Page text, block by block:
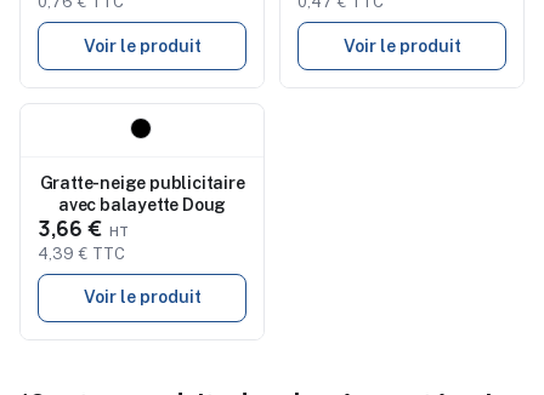
Voir le produit Voir le produit
Gratte-neige publicitaire
avec balayette Doug
3,66 €
4,39 € TTC
Voir le produit